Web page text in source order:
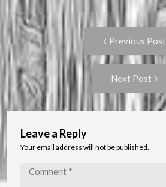
Post
navigation
Previous Post
Next Post
Leave a Reply
Your email address will not be published.
Comment